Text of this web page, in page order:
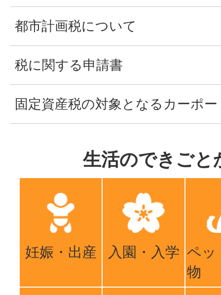
都市計画税について
税に関する申請書
固定資産税の対象となるカーポー
生活のできごと
妊娠・出産 入園・入学 ペッ
物